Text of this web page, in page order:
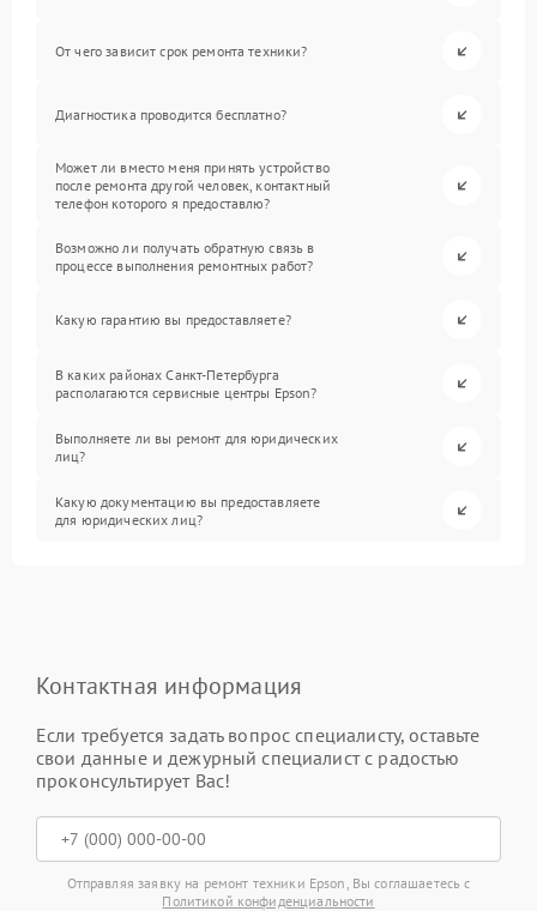
От чего зависит срок ремонта техники?
Диагностика проводится бесплатно?
Может ли вместо меня принять устройство
после ремонта другой человек, контактный
телефон которого я предоставлю?
Возможно ли получать обратную связь в
процессе выполнения ремонтных работ?
Какую гарантию вы предоставляете?
В каких районах Санкт-Петербурга
располагаются сервисные центры Epson?
Выполняете ли вы ремонт для юридических
лиц?
Какую документацию вы предоставляете
для юридических лиц?
Контактная информация
Если требуется задать вопрос специалисту, оставьте
свои данные и дежурный специалист с радостью
проконсультирует Вас!
Отправляя заявку на ремонт техники Epson, Вы соглашаетесь с
Политикой конфиденциальности